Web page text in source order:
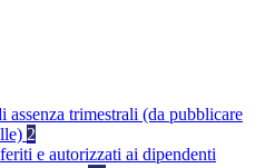
assenza trimestrali (da pubblicare
2
e autorizzati ai dipendenti